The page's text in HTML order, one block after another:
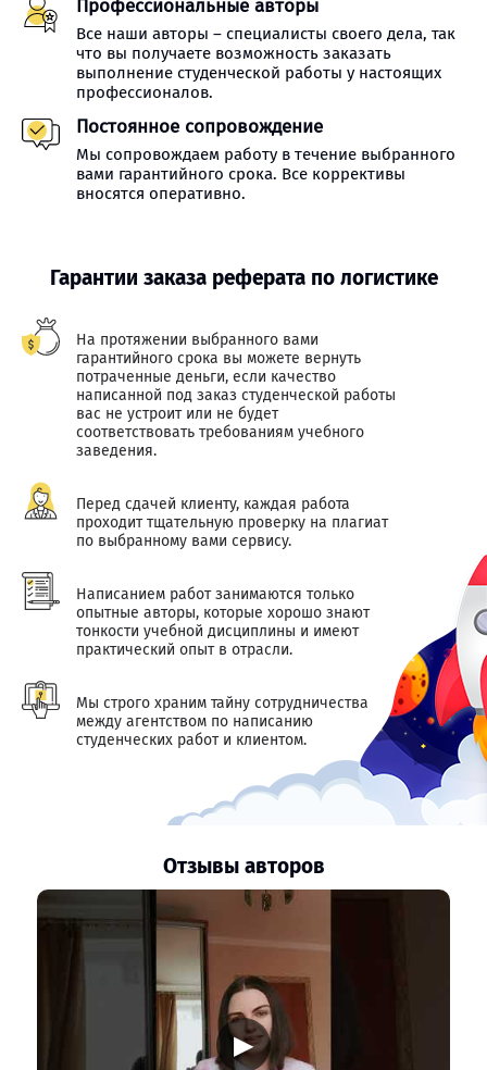
Профессиональные авторы
Все наши авторы – специалисты своего дела, так
что вы получаете возможность заказать
выполнение студенческой работы у настоящих
профессионалов.
Постоянное сопровождение
Мы сопровождаем работу в течение выбранного
вами гарантийного срока. Все коррективы
вносятся оперативно.
Гарантии заказа реферата по логистике
На протяжении выбранного вами
гарантийного срока вы можете вернуть
потраченные деньги, если качество
написанной под заказ студенческой работы
вас не устроит или не будет
соответствовать требованиям учебного
заведения.
Перед сдачей клиенту, каждая работа
проходит тщательную проверку на плагиат
по выбранному вами сервису.
Написанием работ занимаются только
опытные авторы, которые хорошо знают
тонкости учебной дисциплины и имеют
практический опыт в отрасли.
Мы строго храним тайну сотрудничества
между агентством по написанию
студенческих работ и клиентом.
Отзывы авторов
▶